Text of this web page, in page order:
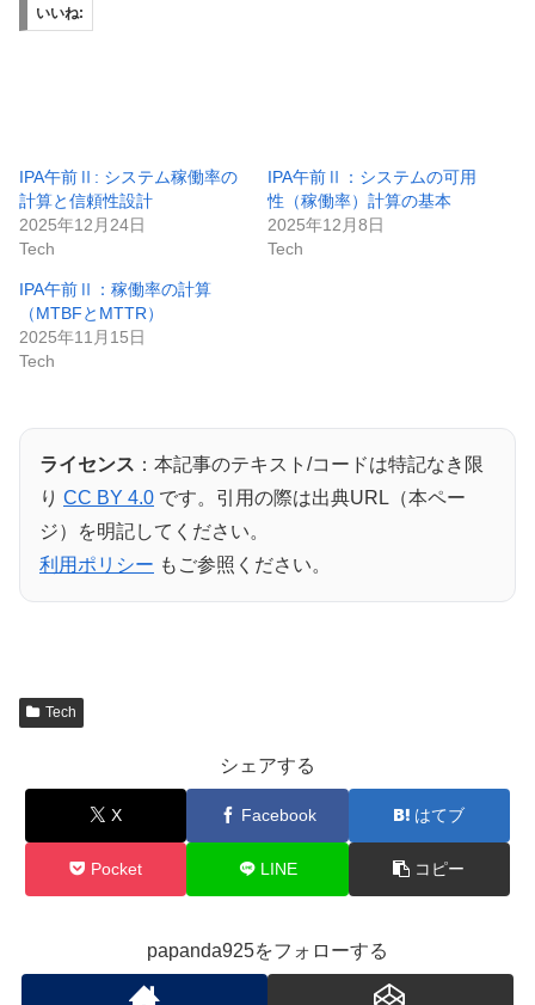
いいね:
IPA午前Ⅱ: システム稼働率の
計算と信頼性設計
2025年12月24日
Tech
IPA午前Ⅱ：システムの可用
性（稼働率）計算の基本
2025年12月8日
Tech
IPA午前Ⅱ：稼働率の計算
（MTBFとMTTR）
2025年11月15日
Tech
ライセンス ：本記事のテキスト/コードは特記なき限
り CC BY 4.0 です。引用の際は出典URL（本ペー
ジ）を明記してください。
利用ポリシー もご参照ください。
Tech
シェアする
X Facebook はてブ
Pocket LINE コピー
papanda925をフォローする